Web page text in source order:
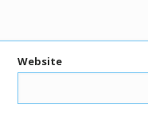
Website